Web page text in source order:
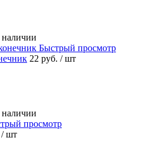
Быстрый просмотр
22 руб. / шт
просмотр
/ шт